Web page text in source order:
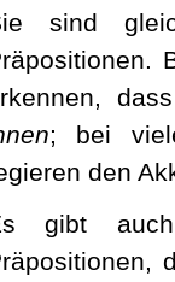
sind
; bei
den
gibt auch